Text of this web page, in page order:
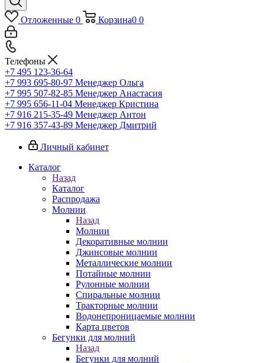
Отложенные 0 Корзина0 0
Телефоны
+7 495 123-36-64
+7 993 695-80-97 Менеджер Ольга
+7 995 507-82-85 Менеджер Анастасия
+7 995 656-11-04 Менеджер Кристина
+7 916 215-35-49 Менеджер Антон
+7 916 357-43-89 Менеджер Дмитрий
Личный кабинет
Каталог
Назад
Каталог
Распродажа
Молнии
Назад
Молнии
Декоративные молнии
Джинсовые молнии
Металлические молнии
Потайные молнии
Рулонные молнии
Спиральные молнии
Тракторные молнии
Водонепроницаемые молнии
Карта цветов
Бегунки для молний
Назад
Бегунки для молний